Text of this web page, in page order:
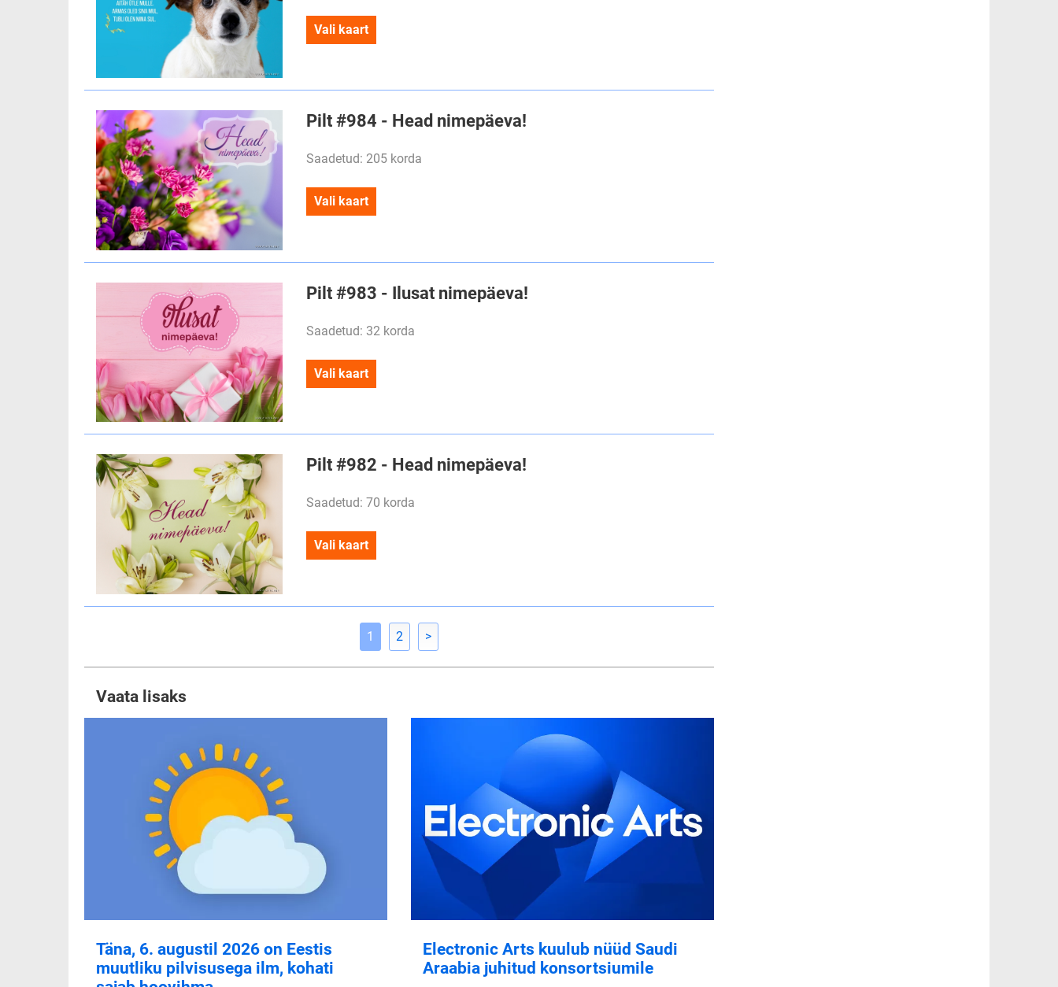
Vali kaart
Pilt #984 - Head nimepäeva!
Saadetud: 205 korda
Vali kaart
Pilt #983 - Ilusat nimepäeva!
Saadetud: 32 korda
Vali kaart
Pilt #982 - Head nimepäeva!
Saadetud: 70 korda
Vali kaart
1 2 >
Vaata lisaks
Täna, 6. augustil 2026 on Eestis
muutliku pilvisusega ilm, kohati
Electronic Arts kuulub nüüd Saudi
Araabia juhitud konsortsiumile